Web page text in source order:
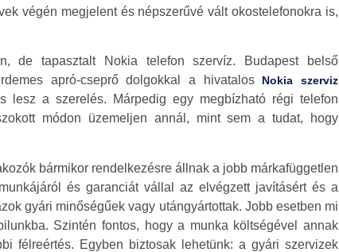
végén megjelent és népszerűvé vált okostelefonokra is,
de tapasztalt Nokia telefon szervíz. Budapest belső
apró-cseprő dolgokkal a hivatalos Nokia szerviz
lesz a szerelés. Márpedig egy megbízható régi telefon
módon üzemeljen annál, mint sem a tudat, hogy
bármikor rendelkezésre állnak a jobb márkafüggetlen
és garanciát vállal az elvégzett javításért és a
gyári minőségűek vagy utángyártottak. Jobb esetben mi
Szintén fontos, hogy a munka költségével annak
félreértés. Egyben biztosak lehetünk: a gyári szervizek